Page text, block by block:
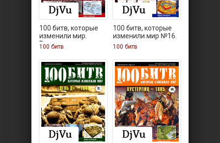
100 битв, которые
изменили мир.
Выпуск
100 битв
100 битв, которые
изменили мир №16.
100 битв